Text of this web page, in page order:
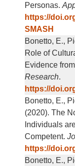
Personas.
https://
SMASH
Bonetto, E.,
Role of
Evidence
Research.
https://
Bonetto, E.,
(2020). The
Individuals
Competent.
https://
Bonetto, E.,